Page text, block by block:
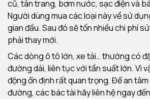
cũ, tân trang, bơm nước, sạc điện và
Người dùng mua các loại này về sử
gian đầu. Sau đó sẽ tốn nhiều chi phí
phải thay mới.
Các dòng ô tô lớn, xe tải… thường có
đường dài, liên tục với tần suất lớn. Vì
động ổn định rất quan trọng. Để an
đường, các bác tài hãy liên hệ ngay đến